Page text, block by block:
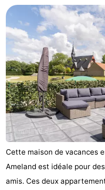
Cette maison de vacances
Ameland est idéale pour
amis. Ces deux